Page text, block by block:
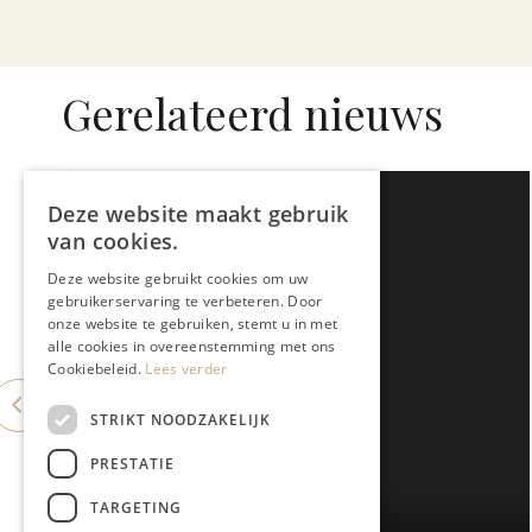
Gerelateerd nieuws
Deze website maakt gebruik
van cookies.
Deze website gebruikt cookies om uw
gebruikerservaring te verbeteren. Door
onze website te gebruiken, stemt u in met
alle cookies in overeenstemming met ons
Cookiebeleid. Lees verder
STRIKT NOODZAKELIJK
PRESTATIE
TARGETING